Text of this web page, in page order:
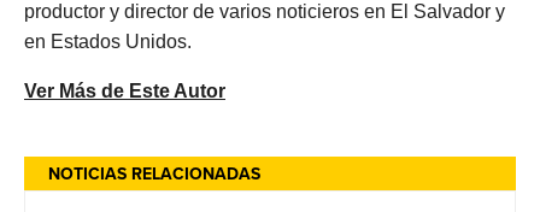
NOTICIAS RELACIONADAS
productor y director de varios noticieros en El Salvador y
en Estados Unidos.
Ver Más de Este Autor